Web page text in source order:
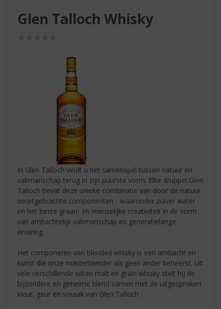
Glen Talloch Whisky
In Glen Talloch vindt u het samenspel tussen natuur en
vakmanschap terug in zijn puurste vorm. Elke druppel Glen
Talloch bevat deze unieke combinatie van door de natuur
voortgebrachte componenten - waaronder zuiver water
en het beste graan- én menselijke creativiteit in de vorm
van ambachtelijk vakmanschap en generatielange
ervaring.
Het componeren van blended whisky is een ambacht en
kunst die onze masterblender als geen ander beheerst. Uit
vele verschillende vaten malt en grain whisky stelt hij de
bijzondere en geheime blend samen met de uitgesproken
kleur, geur en smaak van Glen Talloch.